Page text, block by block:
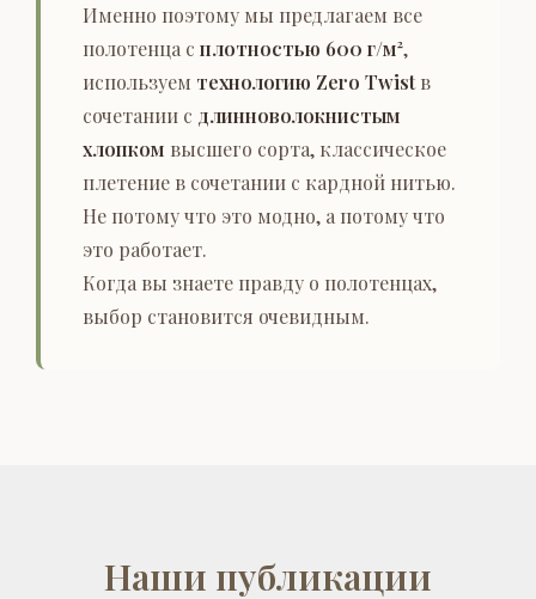
Именно поэтому мы предлагаем все
полотенца с плотностью 600 г/м²,
используем технологию Zero Twistв
сочетании с длинноволокнистым
хлопком высшего сорта, классическое
плетение в сочетании с кардной нитью.
Не потому что это модно, а потому что
это работает.
Когда вы знаете правду о полотенцах,
выбор становится очевидным.
Наши публикации